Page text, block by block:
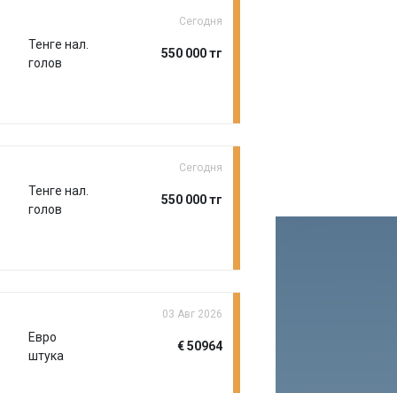
Сегодня
Тенге нал.
голов
550 000 тг
Сегодня
Тенге нал.
голов
550 000 тг
03 Авг 2026
Евро
штука
€ 50964